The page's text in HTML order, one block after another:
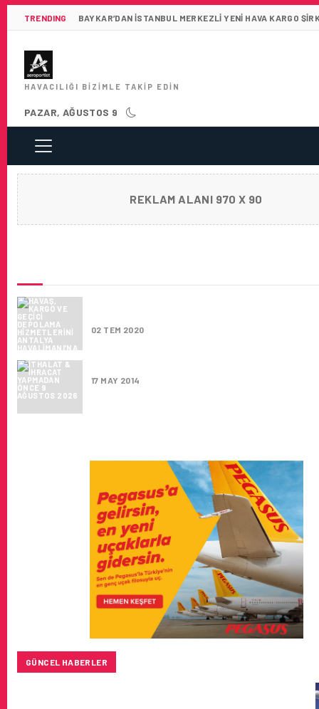
TRENDING BAYKAR’DAN İSTANBUL MERKEZLI YENI HAVA KARGO
HAVACILIĞI BIZIMLE TAKIP EDIN
PAZAR, AĞUSTOS 9
REKLAM ALANI 970 X 90
02 TEM 2020
17 MAY 2014
GÜNCEL HABERLER